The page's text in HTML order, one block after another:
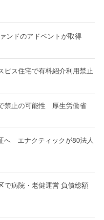
ンドのアドベントが取得
ス住宅で有料紹介利用禁止
禁止の可能性 厚生労働省
へ エナクティックが80法人
病院・老健運営 負債総額